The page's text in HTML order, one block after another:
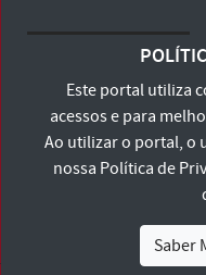
Consulte os Termos
Este portal utiliza
acessos e para
Ao utilizar o portal, o
nossa Política de
Saber